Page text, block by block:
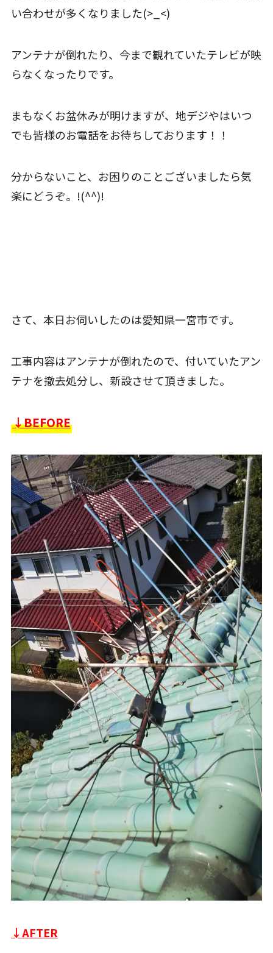
い合わせが多くなりました(>_<)
アンテナが倒れたり、今まで観れていたテレビが映
らなくなったりです。
まもなくお盆休みが明けますが、地デジやはいつ
でも皆様のお電話をお待ちしております！！
分からないこと、お困りのことございましたら気
楽にどうぞ。!(^^)!
さて、本日お伺いしたのは愛知県一宮市です。
工事内容はアンテナが倒れたので、付いていたアン
テナを撤去処分し、新設させて頂きました。
↓BEFORE
↓AFTER